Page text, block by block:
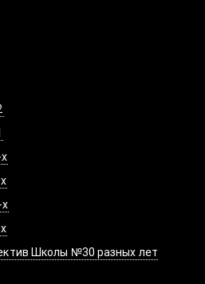
Школы №30 разных лет